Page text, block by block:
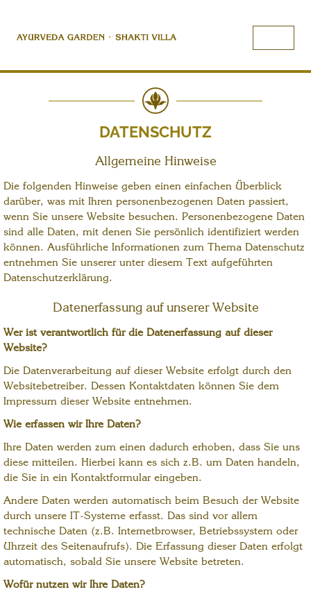
DATENSCHUTZ
Allgemeine Hinweise
Die folgenden Hinweise geben einen einfachen Überblick
darüber, was mit Ihren personenbezogenen Daten passiert,
wenn Sie unsere Website besuchen. Personenbezogene Daten
sind alle Daten, mit denen Sie persönlich identifiziert werden
können. Ausführliche Informationen zum Thema Datenschutz
entnehmen Sie unserer unter diesem Text aufgeführten
Datenschutzerklärung.
Datenerfassung auf unserer Website
Wer ist verantwortlich für die Datenerfassung auf dieser
Website?
Die Datenverarbeitung auf dieser Website erfolgt durch den
Websitebetreiber. Dessen Kontaktdaten können Sie dem
Impressum dieser Website entnehmen.
Wie erfassen wir Ihre Daten?
Ihre Daten werden zum einen dadurch erhoben, dass Sie uns
diese mitteilen. Hierbei kann es sich z.B. um Daten handeln,
die Sie in ein Kontaktformular eingeben.
Andere Daten werden automatisch beim Besuch der Website
durch unsere IT-Systeme erfasst. Das sind vor allem
technische Daten (z.B. Internetbrowser, Betriebssystem oder
Uhrzeit des Seitenaufrufs). Die Erfassung dieser Daten erfolgt
automatisch, sobald Sie unsere Website betreten.
Wofür nutzen wir Ihre Daten?